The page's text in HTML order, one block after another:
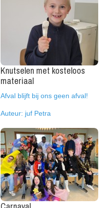
Knutselen met kosteloos
materiaal
Afval blijft bij ons geen afval!
Auteur: juf Petra